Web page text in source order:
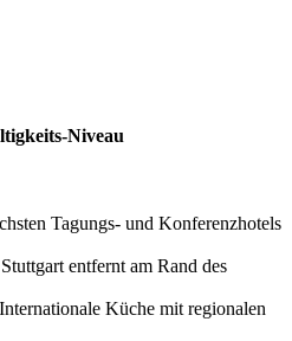
Niveau
Tagungs- und Konferenzhotels
entfernt am Rand des
Küche mit regionalen